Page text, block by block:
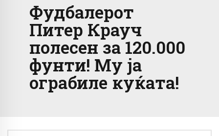
Фудбалерот
Питер Крауч
полесен за 120.000
фунти! Му ја
ограбиле куќата!